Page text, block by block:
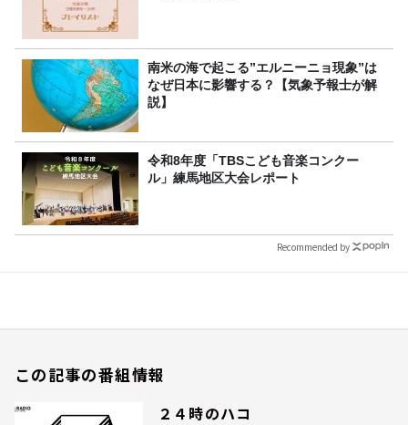
南米の海で起こる”エルニーニョ現象”は
なぜ日本に影響する？【気象予報士が解
説】
令和8年度「TBSこども音楽コンクー
ル」練馬地区大会レポート
Recommended by
この記事の番組情報
２４時のハコ